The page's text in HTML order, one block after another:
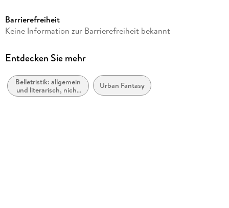
Autor/Autorin
Verlag/Hersteller
Kopierschutz
mit Adobe-DRM-Kopierschutz
Barrierefreiheit
Keine Information zur Barrierefreiheit bekannt
Entdecken Sie mehr
Belletristik: allgemein
und literarisch, nicht
nach Genre
Urban Fantasy